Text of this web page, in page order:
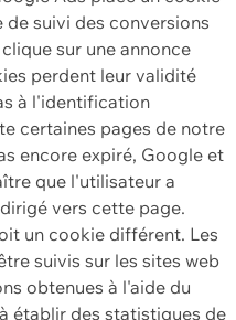
suivi des conversions
sur une annonce
perdent leur validité
à l'identification
certaines pages de notre
encore expiré, Google et
que l'utilisateur a
vers cette page.
un cookie différent. Les
suivis sur les sites web
obtenues à l'aide du
établir des statistiques de